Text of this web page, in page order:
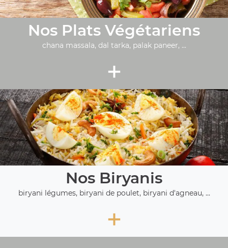
Nos Plats Végétariens
chana massala, dal tarka, palak paneer, ...
+
Nos Biryanis
biryani légumes, biryani de poulet, biryani d'agneau, ...
+